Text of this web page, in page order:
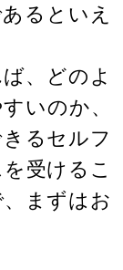
るといえ
、どのよ
いのか、
るセルフ
受けるこ
まずはお